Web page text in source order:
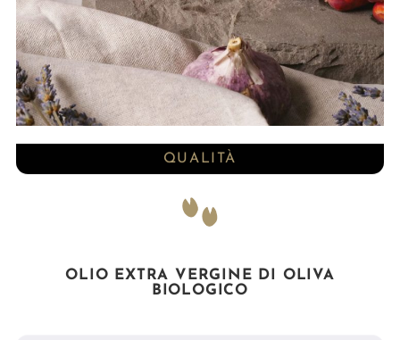
QUALITÀ
OLIO EXTRA VERGINE DI OLIVA
BIOLOGICO